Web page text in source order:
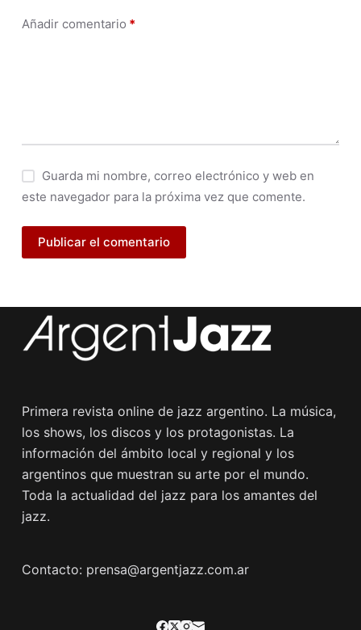
Añadir comentario *
Guarda mi nombre, correo electrónico y web en
este navegador para la próxima vez que comente.
Publicar el comentario
Primera revista online de jazz argentino. La música,
los shows, los discos y los protagonistas. La
información del ámbito local y regional y los
argentinos que muestran su arte por el mundo.
Toda la actualidad del jazz para los amantes del
jazz.
Contacto: prensa@argentjazz.com.ar